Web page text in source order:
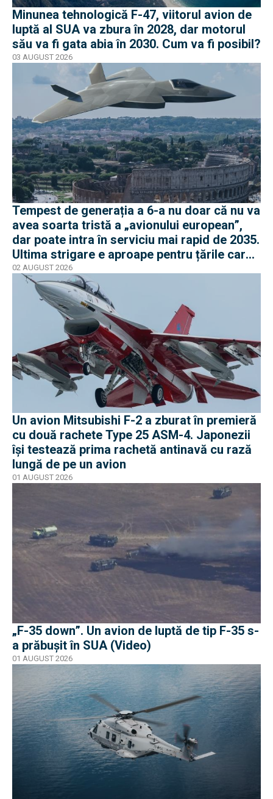
Minunea tehnologică F-47, viitorul avion de
luptă al SUA va zbura în 2028, dar motorul
său va fi gata abia în 2030. Cum va fi posibil?
03 AUGUST 2026
Tempest de generația a 6-a nu doar că nu va
avea soarta tristă a „avionului european”,
dar poate intra în serviciu mai rapid de 2035.
Ultima strigare e aproape pentru țările care
vor în program
02 AUGUST 2026
Un avion Mitsubishi F-2 a zburat în premieră
cu două rachete Type 25 ASM-4. Japonezii
își testează prima rachetă antinavă cu rază
lungă de pe un avion
01 AUGUST 2026
„F-35 down”. Un avion de luptă de tip F-35 s-
a prăbușit în SUA (Video)
01 AUGUST 2026